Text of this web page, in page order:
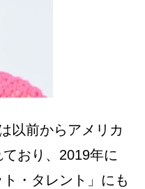
以前からアメリカ
おり、2019年に
・タレント」にも